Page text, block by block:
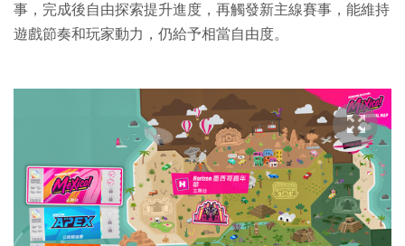
事，完成後自由探索提升進度，再觸發新主線賽事，能維持
遊戲節奏和玩家動力，仍給予相當自由度。